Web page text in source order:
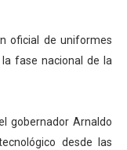
oficial de uniformes
fase nacional de la
gobernador Arnaldo
desde las